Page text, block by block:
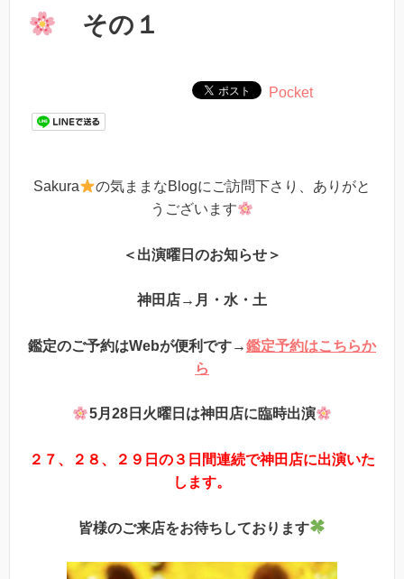
その１
Pocket
Sakura
の気ままなBlogにご訪問下さり、ありがと
うございます
＜出演曜日のお知らせ＞
神田店→月・水・土
鑑定のご予約はWebが便利です→鑑定予約はこちらか
ら
5月28日火曜日は神田店に臨時出演
２７、２８、２９日の３日間連続で神田店に出演いた
します。
皆様のご来店をお待ちしております